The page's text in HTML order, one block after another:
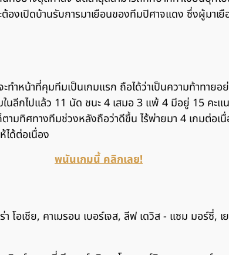
งเปิดบ้านรับการมาเยือนของทีมปิศาจแดง ซึ่งผู้มาเ
ทำหน้าที่คุมทีมเป็นเกมแรก ถือได้ว่าเป็นความท้าทาย
ลีกไปแล้ว 11 นัด ชนะ 4 เสมอ 3 แพ้ 4 มีอยู่ 15 คะแ
ามทิศทางทีมช่วงหลังถือว่าดีขึ้น ไร้พ่ายมา 4 เกมต่อ
ได้ต่อเนื่อง
พนันเกมนี้ คลิกเลย!
า โอเชีย, คาเมรอน เบอร์เจส, ลีฟ เดวิส - แซม มอร์